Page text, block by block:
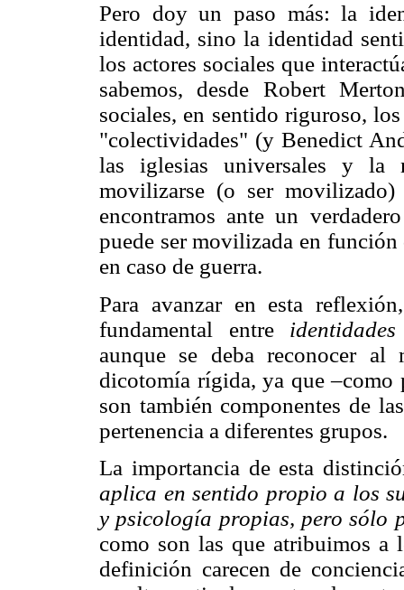
Pero doy un paso más: la
identidad, sino la identidad
los actores sociales que
sabemos, desde Robert
sociales, en sentido riguroso,
"colectividades" (y Benedict
las iglesias universales y la
movilizarse (o ser
encontramos ante un
puede ser movilizada en
en caso de guerra.
Para avanzar en esta
fundamental entre
aunque se deba reconocer
dicotomía rígida, ya que –como
son también componentes de
pertenencia a diferentes grupos.
La importancia de esta
aplica en sentido propio a los
y psicología propias, pero sólo
como son las que atribuimos a
definición carecen de